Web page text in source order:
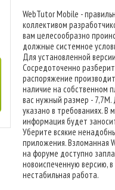
WebTutor Mobile -
коллективом
вам целесообразно
должные системное
Для установленной
Сосредоточенно
распоряжение
наличие на собственном
вас нужный размер -
указано в требованиях. В
информация будет
Уберите всякие
приложения. Взломанная
на форуме доступно
новоиспеченную версию,
нестабильная работа.